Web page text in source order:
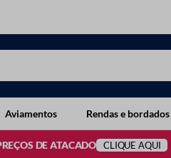
Aviamentos Rendas e bordados
DE ATACADO CLIQUE AQUI